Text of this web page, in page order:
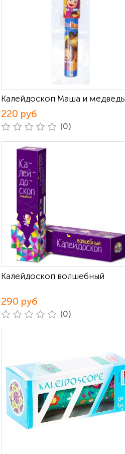
Калейдоскоп Маша и медведь
220 руб
(0)
Калейдоскоп волшебный
290 руб
(0)